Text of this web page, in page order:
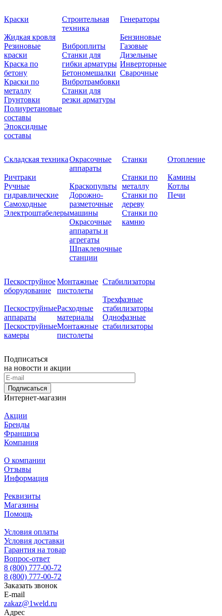
Краски
Жидкая кровля
Резиновые
краски
Краска по
бетону
Краски по
металлу
Грунтовки
Полиуретановые
составы
Эпоксидные
составы
Строительная
техника
Виброплиты
Станки для
гибки арматуры
Бетономешалки
Вибротрамбовки
Станки для
резки арматуры
Генераторы
Бензиновые
Газовые
Дизельные
Инверторные
Сварочные
Складская техника
Ричтраки
Ручные
гидравлические
Самоходные
Электроштабелеры
Окрасочные
аппараты
Краскопульты
Дорожно-
разметочные
машины
Окрасочные
аппараты и
агрегаты
Шпаклевочные
станции
Станки
Станки по
металлу
Станки по
дереву
Станки по
камню
Отопление
Камины
Котлы
Печи
Пескоструйное
оборудование
Пескоструйные
аппараты
Пескоструйные
камеры
Монтажные
пистолеты
Расходные
материалы
Монтажные
пистолеты
Стабилизаторы
Трехфазные
стабилизаторы
Однофазные
стабилизаторы
Подписаться
на новости и акции
Подписаться
Интернет-магазин
Акции
Бренды
Франшиза
Компания
О компании
Отзывы
Информация
Реквизиты
Магазины
Помощь
Условия оплаты
Условия доставки
Гарантия на товар
Вопрос-ответ
8 (800) 777-00-72
8 (800) 777-00-72
Заказать звонок
E-mail
zakaz@1weld.ru
Адрес